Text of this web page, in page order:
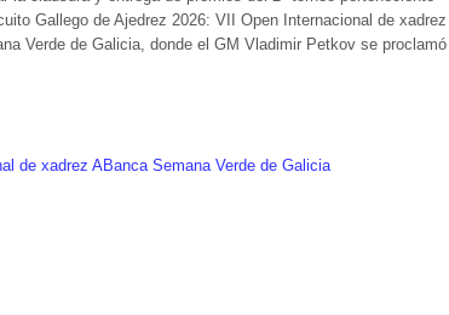
Gallego de Ajedrez 2026: VII Open Internacional de xadrez
Verde de Galicia, donde el GM Vladimir Petkov se proclamó
de xadrez ABanca Semana Verde de Galicia